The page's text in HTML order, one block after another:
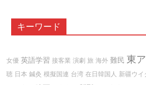
キーワード
女優 英語学習 接客業 演劇 旅 海外 難民 東
聴 日本 鍼灸 模擬国連 台湾 在日韓国人 新疆ウイ